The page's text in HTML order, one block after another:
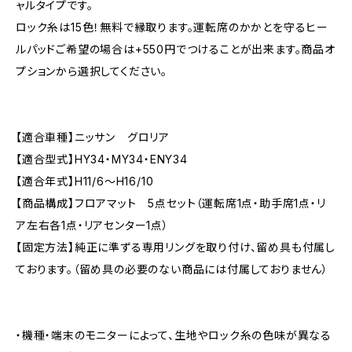
ャルタイプです。
ロック糸は15色！無料で縁取ります。運転席のかかとを守るヒー
ルパッドご希望の場合は+550円でつけることが出来ます。商品オ
プションから選択してください。
【適合車種】ニッサン グロリア
【適合型式】HY34・MY34・ENY34
【適合年式】H11/6〜H16/10
【商品構成】フロアマット 5点セット（運転席1点・助手席1点・リ
ア左右各1点・リアセンター1点）
【固定方法】純正に準ずる専用リングを取り付け、留め具も付属し
ております。（留め具の必要のない商品には付属しておりません）
・機種・端末のモニターによって、生地やロック糸の色味が異なる